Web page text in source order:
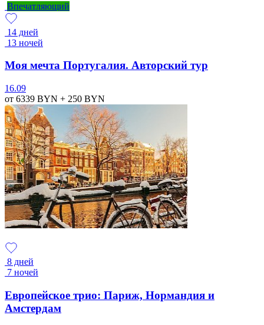
Впечатляющий
14 дней
13 ночей
Моя мечта Португалия. Авторский тур
16.09
от 6339 BYN + 250 BYN
8 дней
7 ночей
Европейское трио: Париж, Нормандия и
Амстердам